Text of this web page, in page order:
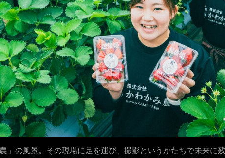
」の風景。その現場に足を運び、撮影というかたちで未来に